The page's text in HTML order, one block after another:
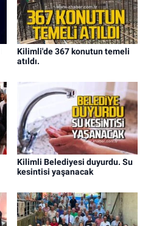
Kilimli'de 367 konutun temeli
atıldı.
Kilimli Belediyesi duyurdu. Su
kesintisi yaşanacak